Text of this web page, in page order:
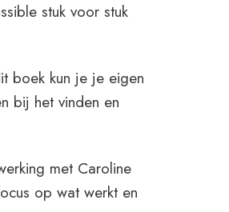
stuk voor stuk
boek kun je je eigen
bij het vinden en
met Caroline
op wat werkt en